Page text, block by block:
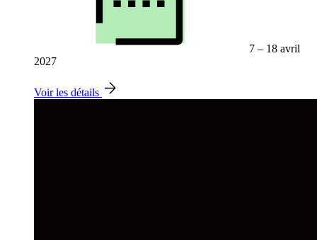
7 – 18 avril
2027
Voir les détails